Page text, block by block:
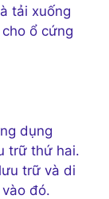
tải xuống
ổ cứng
dụng
trữ thứ hai.
trữ và di
đó.